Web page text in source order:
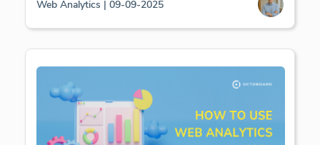
Web Analytics | 09-09-2025